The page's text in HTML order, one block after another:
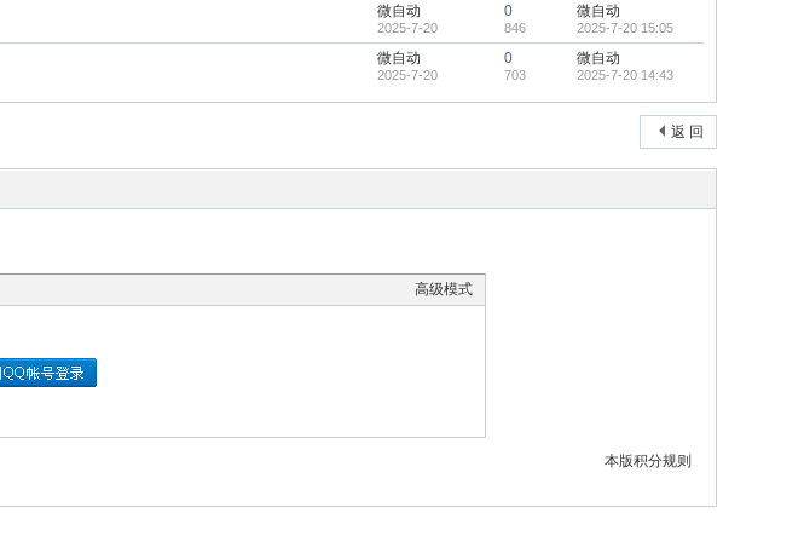
微自动
2025-7-20
0
846
微自动
2025-7-20 15:05
微自动
2025-7-20
0
703
微自动
2025-7-20 14:43
返 回
高级模式
本版积分规则